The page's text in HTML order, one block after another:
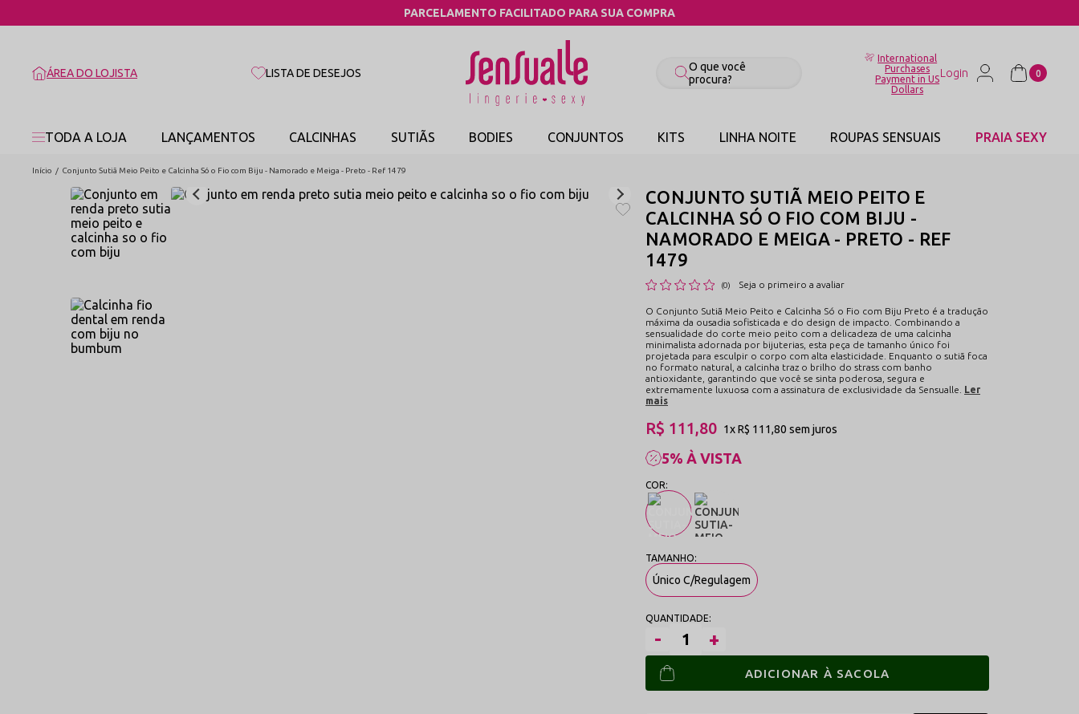
COMPRE PELO WHATSAPP
ÁREA DO LOJISTA LISTA DE DESEJOS
International
Purchases
Payment in US
Dollars
0
TODA A LOJA LANÇAMENTOS CALCINHAS SUTIÃS BODIES CONJUNTOS KITS LINHA NOITE ROUPAS SENSUAIS PRAIA SEXY
Início Conjunto Sutiã Meio Peito e Calcinha Só o Fio com Biju - Namorado e Meiga - Preto - Ref 1479
CONJUNTO SUTIÃ MEIO PEITO E
CALCINHA SÓ O FIO COM BIJU -
NAMORADO E MEIGA - PRETO - REF
1479
(0) Seja o primeiro a avaliar
O Conjunto Sutiã Meio Peito e Calcinha Só o Fio com Biju Preto é a tradução
máxima da ousadia sofisticada e do design de impacto. Combinando a
sensualidade do corte meio peito com a delicadeza de uma calcinha
minimalista adornada por bijuterias, esta peça de tamanho único foi
projetada para esculpir o corpo com alta elasticidade. Enquanto o sutiã foca
no formato natural, a calcinha traz o brilho do strass com banho
antioxidante, garantindo que você se sinta poderosa, segura e
extremamente luxuosa com a assinatura de exclusividade da Sensualle.
Ler
mais
5% À VISTA
R$ 111,80 1xR$ 111,80 sem juros
Único C/Regulagem
ADICIONAR À SACOLA